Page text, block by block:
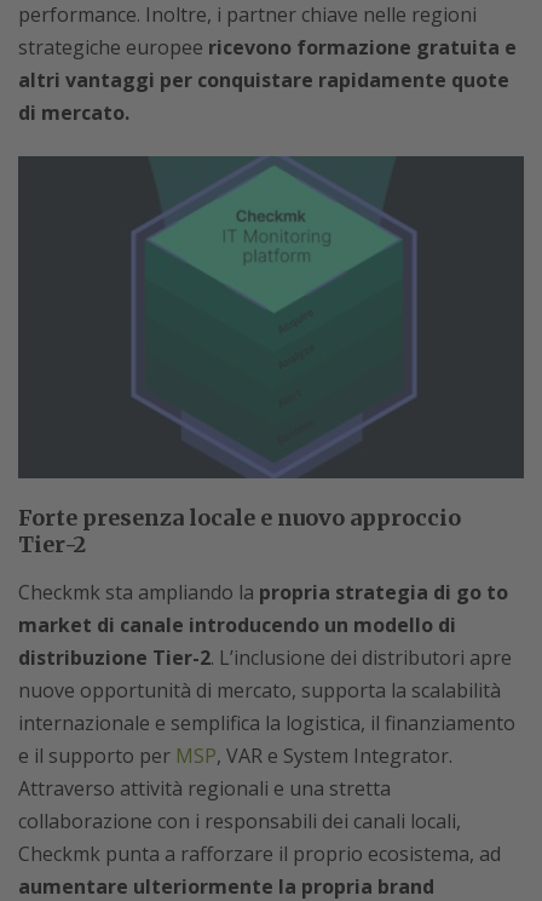
performance. Inoltre, i partner chiave nelle regioni
strategiche europee ricevono formazione gratuita e
altri vantaggi per conquistare rapidamente quote
di mercato.
Forte presenza locale e nuovo approccio
Tier-2
Checkmk sta ampliando la propria strategia di go to
market di canale introducendo un modello di
distribuzione Tier-2. L’inclusione dei distributori apre
nuove opportunità di mercato, supporta la scalabilità
internazionale e semplifica la logistica, il finanziamento
e il supporto per MSP, VAR e System Integrator.
Attraverso attività regionali e una stretta
collaborazione con i responsabili dei canali locali,
Checkmk punta a rafforzare il proprio ecosistema, ad
aumentare ulteriormente la propria brand